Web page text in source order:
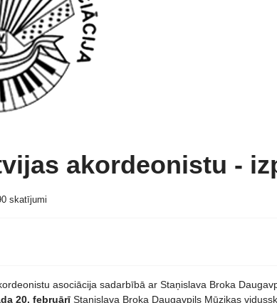
akordeonistu -
skatījumi
asociācija sadarbībā ar Staņislava Broka
20. februārī Staņislava Broka Daugavpils Mūzikas